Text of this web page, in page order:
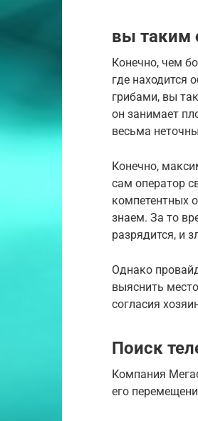
вы таким
Конечно, чем
где находится
грибами, вы
он занимает
весьма
Конечно,
сам оператор
компетентных
знаем. За то
разрядится, и
Однако
выяснить
согласия
Поиск
Компания
его